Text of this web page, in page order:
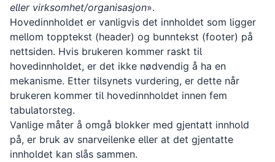
eller virksomhet/organisasjon».
Hovedinnholdet er vanligvis det innholdet som ligger
mellom topptekst (header) og bunntekst (footer) på
nettsiden. Hvis brukeren kommer raskt til
hovedinnholdet, er det ikke nødvendig å ha en
mekanisme. Etter tilsynets vurdering, er dette når
brukeren kommer til hovedinnholdet innen fem
tabulatorsteg.
Vanlige måter å omgå blokker med gjentatt innhold
på, er bruk av snarveilenke eller at det gjentatte
innholdet kan slås sammen.